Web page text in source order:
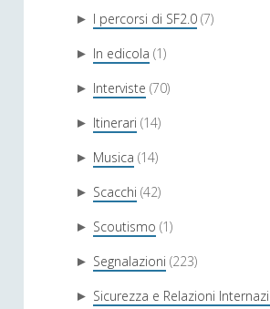
► I percorsi di SF2.0 (7)
► In edicola (1)
► Interviste (70)
► Itinerari (14)
► Musica (14)
► Scacchi (42)
► Scoutismo (1)
► Segnalazioni (223)
► Sicurezza e Relazioni